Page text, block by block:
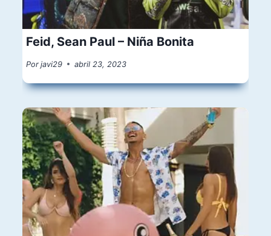
Feid, Sean Paul – Niña Bonita
Por javi29 abril 23, 2023